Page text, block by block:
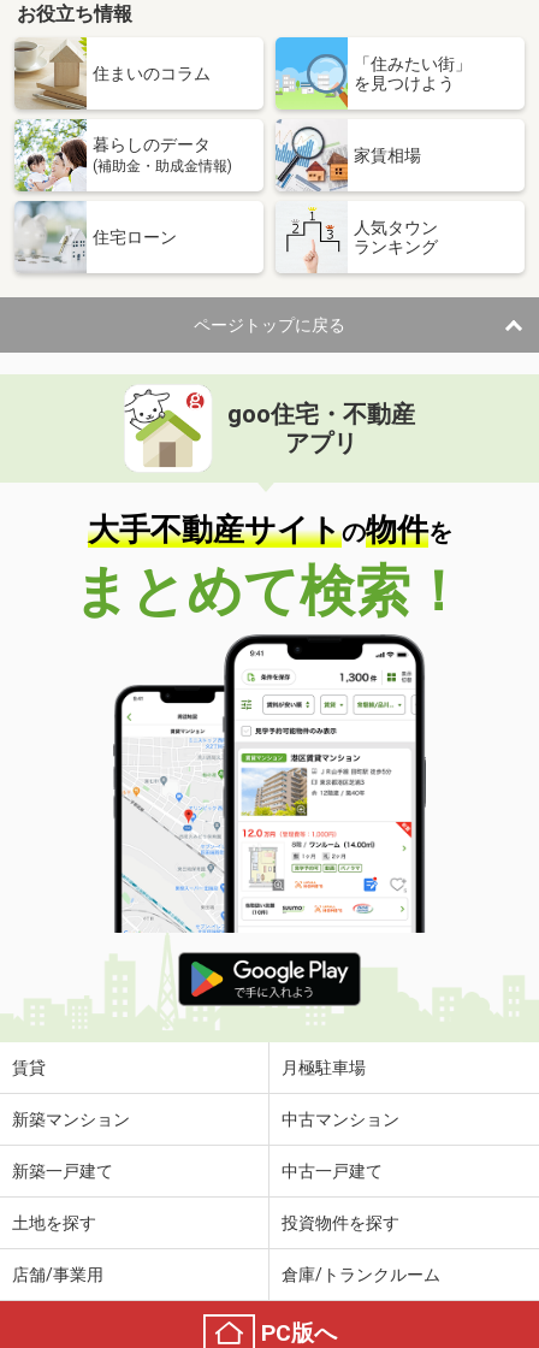
お役立ち情報
住まいのコラム
「住みたい街」
を見つけよう
暮らしのデータ
(補助金・助成金情報)
家賃相場
住宅ローン
人気タウン
ランキング
ページトップに戻る
goo住宅・不動産
アプリ
大手不動産サイトの物件を
まとめて検索！
賃貸 月極駐車場
新築マンション 中古マンション
新築一戸建て 中古一戸建て
土地を探す 投資物件を探す
店舗/事業用 倉庫/トランクルーム
PC版へ